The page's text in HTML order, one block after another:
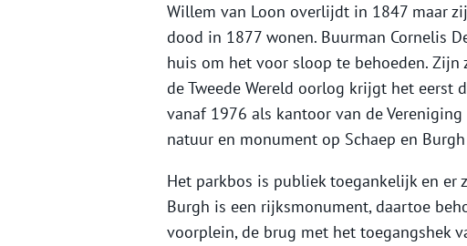
Willem van Loon overlijdt in 1847 maar
dood in 1877 wonen. Buurman Cornelis
huis om het voor sloop te behoeden.
de Tweede Wereld oorlog krijgt het eerst
vanaf 1976 als kantoor van de
natuur en monument op Schaep en
Het parkbos is publiek toegankelijk en er
Burgh is een rijksmonument, daartoe
voorplein, de brug met het toegangshek